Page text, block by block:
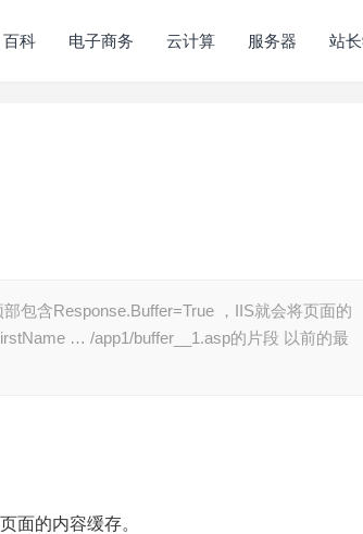
百科 电子商务 云计算 服务器 站
包含Response.Buffer=True ，IIS就会将页面的
… /app1/buffer__1.asp的片段 以前的最
的内容缓存。